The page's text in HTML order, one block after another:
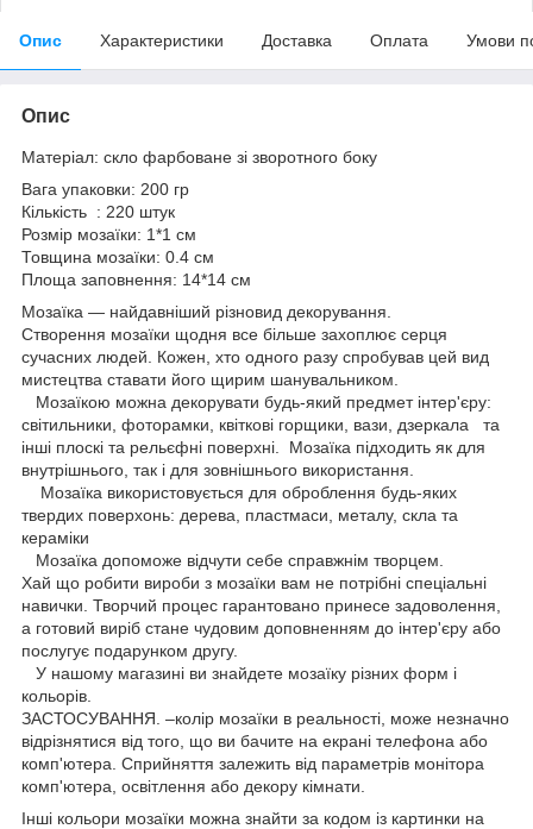
Опис Характеристики Доставка Оплата Умови
Опис
Матеріал: скло фарбоване зі зворотного боку
Вага упаковки: 200 гр
Кількість : 220 штук
Розмір мозаїки: 1*1 см
Товщина мозаїки: 0.4 см
Площа заповнення: 14*14 см
Мозаїка — найдавніший різновид декорування.
Створення мозаїки щодня все більше захоплює серця
сучасних людей. Кожен, хто одного разу спробував цей вид
мистецтва ставати його щирим шанувальником.
Мозаїкою можна декорувати будь-який предмет інтер'єру:
світильники, фоторамки, квіткові горщики, вази, дзеркала та
інші плоскі та рельєфні поверхні. Мозаїка підходить як для
внутрішнього, так і для зовнішнього використання.
Мозаїка використовується для оброблення будь-яких
твердих поверхонь: дерева, пластмаси, металу, скла та
кераміки
Мозаїка допоможе відчути себе справжнім творцем.
Хай що робити вироби з мозаїки вам не потрібні спеціальні
навички. Творчий процес гарантовано принесе задоволення,
а готовий виріб стане чудовим доповненням до інтер'єру або
послугує подарунком другу.
У нашому магазині ви знайдете мозаїку різних форм і
кольорів.
ЗАСТОСУВАННЯ. –колір мозаїки в реальності, може незначно
відрізнятися від того, що ви бачите на екрані телефона або
комп'ютера. Сприйняття залежить від параметрів монітора
комп'ютера, освітлення або декору кімнати.
Інші кольори мозаїки можна знайти за кодом із картинки на